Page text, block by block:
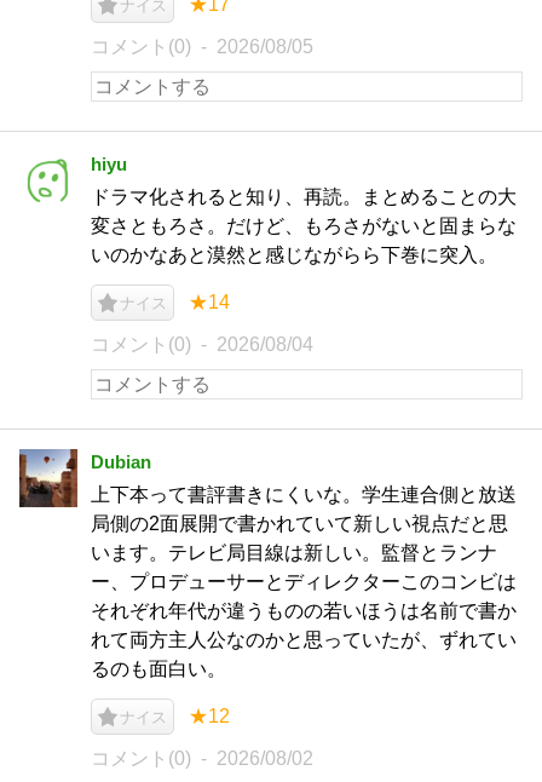
ナイス ★17
コメント(0) 2026/08/05
hiyu
ドラマ化されると知り、再読。まとめることの大
変さともろさ。だけど、もろさがないと固まらな
いのかなあと漠然と感じながらら下巻に突入。
ナイス ★14
コメント(0) 2026/08/04
Dubian
上下本って書評書きにくいな。学生連合側と放送
局側の2面展開で書かれていて新しい視点だと思
います。テレビ局目線は新しい。監督とランナ
ー、プロデューサーとディレクターこのコンビは
それぞれ年代が違うものの若いほうは名前で書か
れて両方主人公なのかと思っていたが、ずれてい
るのも面白い。
ナイス ★12
コメント(0) 2026/08/02